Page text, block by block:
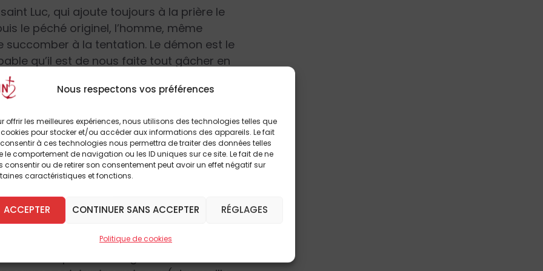
Nous respectons vos préférences
offrir les meilleures expériences, nous utilisons des technologies telles que
pour stocker et/ou accéder aux informations des appareils. Le fait
à ces technologies nous permettra de traiter des données telles
le comportement de navigation ou les ID uniques sur ce site. Le fait de ne
consentir ou de retirer son consentement peut avoir un effet négatif sur
caractéristiques et fonctions.
ACCEPTER CONTINUER SANS ACCEPTER RÉGLAGES
Politique de cookies
Luc, qui ajoute toujours à la prière le
le péché originel, l’homme, même
à la tentation. Le démon est le
qu’il est de nous faite tout gâcher en
rien aussi que saint Luc insiste sur le
le rôle de l’Esprit Saint. Il faut
qu’avait abandonnée le diable. Quand
alors avec sept autres démons et l’état
donc veiller, sans croire que cela ne
de Pierre, qui aimait vraiment le
forces, qui en fait ne valent pas grand
moi, vous ne pouvez rien faire
seulement arrive à terme, mais encore
la prière et sans la vigilance, nous
Saint Alphonse de Liguori disait : «